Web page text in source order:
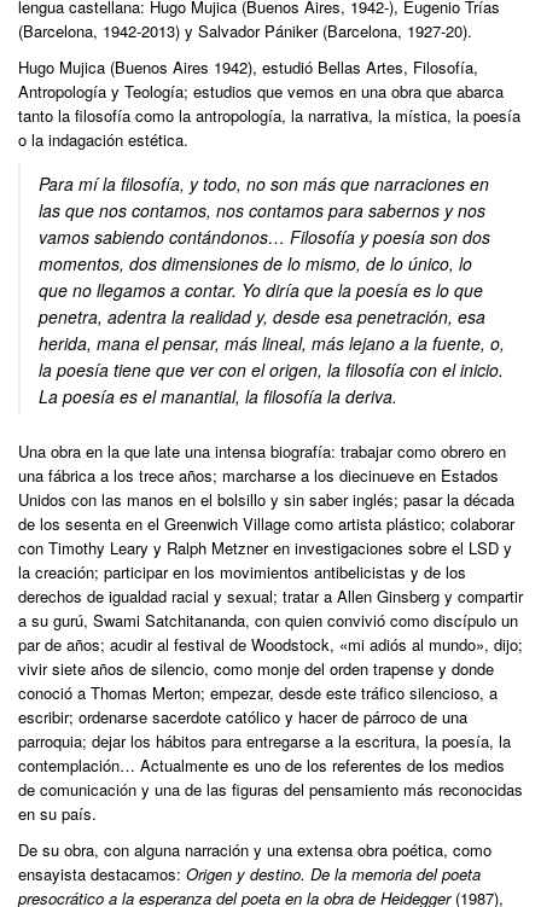
lengua castellana: Hugo Mujica (Buenos Aires, 1942-), Eugenio Trías
(Barcelona, ​​1942-2013) y Salvador Pániker (Barcelona, ​​1927-20).
Hugo Mujica (Buenos Aires 1942), estudió Bellas Artes, Filosofía,
Antropología y Teología; estudios que vemos en una obra que abarca
tanto la filosofía como la antropología, la narrativa, la mística, la poesía
o la indagación estética.
Para mí la filosofía, y todo, no son más que narraciones en
las que nos contamos, nos contamos para sabernos y nos
vamos sabiendo contándonos… Filosofía y poesía son dos
momentos, dos dimensiones de lo mismo, de lo único, lo
que no llegamos a contar. Yo diría que la poesía es lo que
penetra, adentra la realidad y, desde esa penetración, esa
herida, mana el pensar, más lineal, más lejano a la fuente, o,
la poesía tiene que ver con el origen, la filosofía con el inicio.
La poesía es el manantial, la filosofía la deriva.
Una obra en la que late una intensa biografía: trabajar como obrero en
una fábrica a los trece años; marcharse a los diecinueve en Estados
Unidos con las manos en el bolsillo y sin saber inglés; pasar la década
de los sesenta en el Greenwich Village como artista plástico; colaborar
con Timothy Leary y Ralph Metzner en investigaciones sobre el LSD y
la creación; participar en los movimientos antibelicistas y de los
derechos de igualdad racial y sexual; tratar a Allen Ginsberg y compartir
a su gurú, Swami Satchitananda, con quien convivió como discípulo un
par de años; acudir al festival de Woodstock, «mi adiós al mundo», dijo;
vivir siete años de silencio, como monje del orden trapense y donde
conoció a Thomas Merton; empezar, desde este tráfico silencioso, a
escribir; ordenarse sacerdote católico y hacer de párroco de una
parroquia; dejar los hábitos para entregarse a la escritura, la poesía, la
contemplación… Actualmente es uno de los referentes de los medios
de comunicación y una de las figuras del pensamiento más reconocidas
en su país.
De su obra, con alguna narración y una extensa obra poética, como
ensayista destacamos: Origen y destino. De la memoria del poeta
presocrático a la esperanza del poeta en la obra de Heidegger(1987),